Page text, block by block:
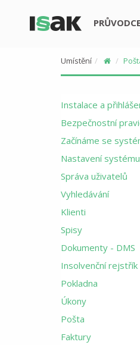
Umístění
Instalace a
Bezpečnostní
Začínáme se
Nastavení systému
Správa uživatelů
Vyhledávání
Klienti
Spisy
Dokumenty - DMS
Insolvenční rejstřík
Pokladna
Úkony
Pošta
Faktury